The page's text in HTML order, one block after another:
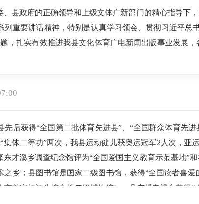
、县政府的正确领导和上级文体广新部门的精心指导下
列重要讲话精神，特别是认真学习领会、贯彻习近平
，扎实有效推进我县文化体育广电新闻出版事业发展
先后获得“全国第二批体育先进县”、“全国群众体育先
集体二等功”两次，我县运动健儿获奥运冠军2人次，
东才溪乡调查纪念馆评为“全国爱国主义教育示范基地”
乡；县图书馆是国家二级图书馆，获得“全国读者喜
市首家被评为综合性二级博物馆）；县广播电视台获得